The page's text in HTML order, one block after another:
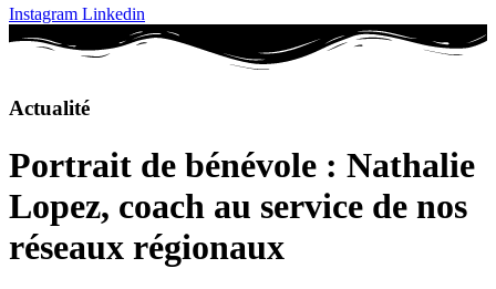
Instagram Linkedin
Actualité
Portrait de bénévole : Nathalie
Lopez, coach au service de nos
réseaux régionaux